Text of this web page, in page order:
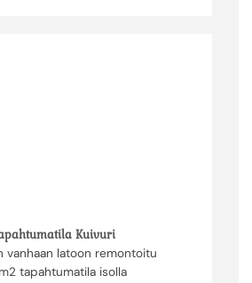
Kuivuri
vanhaan latoon remontoitu
tapahtumatila isolla